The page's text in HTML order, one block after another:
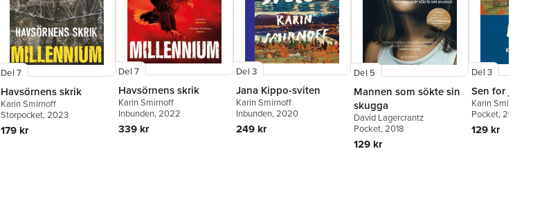
Del 7
Havsörnens skrik
Karin Smirnoff
Storpocket, 2023
179 kr
Del 7
Havsörnens skrik
Karin Smirnoff
Inbunden, 2022
339 kr
Del 3
Jana Kippo-sviten
Karin Smirnoff
Inbunden, 2020
249 kr
Del 5
Mannen som sökte sin
skugga
David Lagercrantz
Pocket, 2018
129 kr
Del 3
Sen for jag
Karin Smirnoff
Pocket, 2020
129 kr